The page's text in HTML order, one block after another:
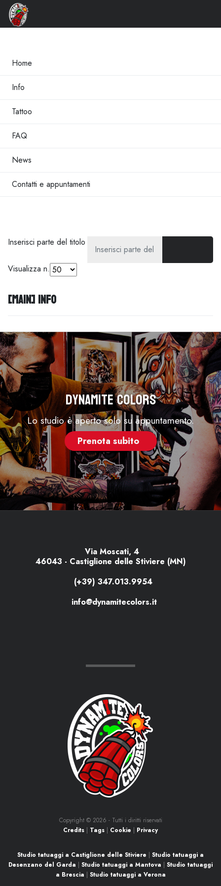
Social
Home
Info
Tattoo
FAQ
News
Contatti e appuntamenti
Inserisci parte del titolo
Visualizza n.
[MAIN] Info
Dynamite Colors
Lo studio è aperto solo su appuntamento.
Prenota subito
Via Moscati, 4
46043 - Castiglione delle Stiviere (MN)
(+39) 347.013.9954
info@dynamitecolors.it
Copyright © 2026 - Tutti i diritti riservati
Credits | Tags | Cookie | Privacy
Studio tatuaggi a Castiglione delle Stiviere | Studio tatuaggi a
Desenzano del Garda | Studio tatuaggi a Mantova | Studio tatuaggi
a Brescia | Studio tatuaggi a Verona